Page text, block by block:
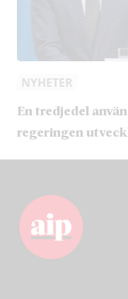
NYHETER
En tredjedel
regeringen